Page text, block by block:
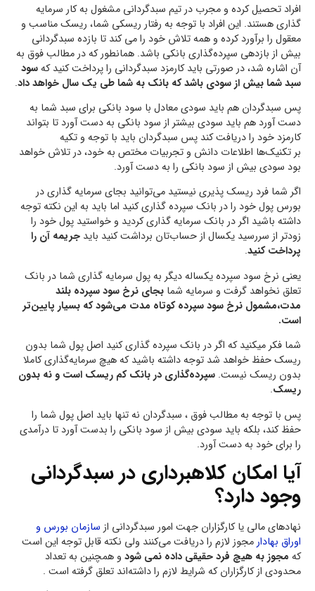
افراد تحصیل کرده و مجرب در تیم سبدگردانی مشغول به کار سرمایه
گذاری هستند. این افراد با توجه به رفتار ریسکی شما، ریسک مناسب و
معقول را برآورد کرده و همه تلاش خود را می کند تا بازده سبدگردانی
بیش از بازدهی سپرده‌گذاری بانکی باشد. همانطور که در مطالب فوق به
آن اشاره شد، در صورتی باید کارمزد سبدگردانی را پرداخت کنید کهسود
سبد شما بیش از سودی باشد که بانک به شما طی یک سال خواهد داد.
پس سبدگردان هم باید سودی معادل با سود بانکی برای سبد شما به
دست آورد هم باید سودی بیشتر از سود بانکی به دست آورد تا بتواند
کارمزد خود را دریافت کند پس سبدگردان باید با توجه و تکیه
بر تکنیک‌ها اطلاعات دانش و تجربیات مختص به خود، در تلاش خواهد
بود سودی بیش از سود بانکی را به دست آورد.
اگر شما فرد ریسک پذیری نیستید می‌توانید بجای سرمایه گذاری در
بورس پول خود را در بانک سپرده گذاری کنید اما باید به این نکته توجه
داشته باشید اگر در بانک سرمایه گذاری کردید و خواستید پول خود را
زودتر از سررسید یکسال از حساب‌تان برداشت کنید باید جریمه آن را
پرداخت کنید.
یعنی نرخ سود سپرده یکساله دیگر به پول سرمایه گذاری شما در بانک
تعلق نخواهد گرفت و سرمایه شما بجای نرخ سود سپرده بلند
مدت،مشمول نرخ سود سپرده کوتاه مدت می‌شود که بسیار پایین‌تر
است.
شما فکر میکنید که اگر در بانک سپرده گذاری کنید اصل پول شما بدون
ریسک حفظ خواهد شد توجه داشته باشید که هیچ سرمایه‌گذاری کاملا
بدون ریسک نیست. سپرده‌گذاری در بانک کم ریسک است و نه بدون
ریسک.
پس با توجه به مطالب فوق ، سبدگردان نه تنها باید اصل پول شما را
حفظ کند، بلکه باید سودی بیش از سود بانکی را بدست آورد تا درآمدی
را برای خود به دست آورد.
آیا امکان کلاهبرداری در سبدگردانی
وجود دارد؟
نهادهای مالی یا کارگزاران جهت امور سبدگردانی از سازمان بورس و
اوراق بهادارمجوز لازم را دریافت می‌کنند ولی نکته قابل توجه این است
که مجوز به هیچ فرد حقیقی داده نمی شود و همچنین به تعداد
محدودی از کارگزاران که شرایط لازم را داشته‌اند تعلق گرفته است .